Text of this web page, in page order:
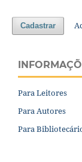
Cadastrar
Para Leitores
Para Autores
Para